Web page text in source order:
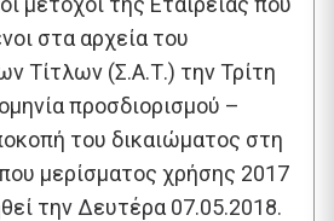
στα αρχεία του
Τίτλων (Σ.Α.Τ.) την Τρίτη
προσδιορισμού –
του δικαιώματος στη
μερίσματος χρήσης 2017
την Δευτέρα 07.05.2018.